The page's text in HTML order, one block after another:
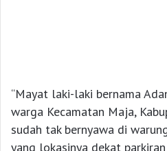
“Mayat laki-laki bernama
warga Kecamatan Maja,
sudah tak bernyawa di
yang lokasinya dekat